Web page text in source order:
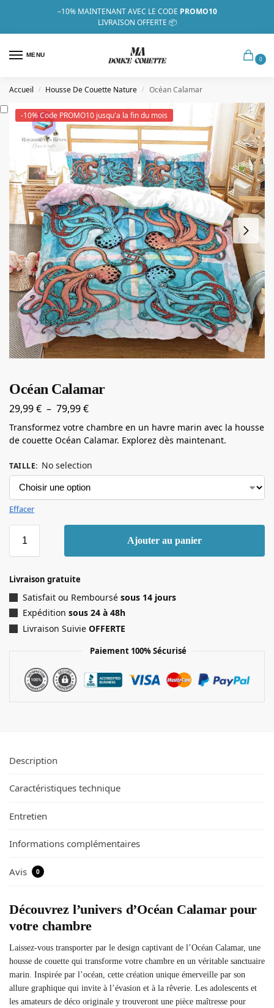
–10% MAINTENANT AVEC LE CODE PROMO10
LIVRAISON OFFERTE 📦
MENU
0
Accueil / Housse De Couette Nature / Océan Calamar
-10% Code PROMO10 jusqu'a la fin du mois
Océan Calamar
29,99€ – 79,99€
Transformez votre chambre en un havre marin avec la housse
de couette Océan Calamar. Explorez dès maintenant.
TAILLE: No selection
Effacer
Ajouter au panier
Livraison gratuite
Satisfait ou Remboursé sous 14 jours
Expédition sous 24 à 48h
Livraison Suivie OFFERTE
Paiement 100% Sécurisé
Description
Caractéristiques technique
Entretien
Informations complémentaires
Avis 0
Découvrez l’univers d’Océan Calamar pour
votre chambre
Laissez-vous transporter par le design captivant de l’Océan Calamar, une
housse de couette qui transforme votre chambre en un véritable sanctuaire
marin. Inspirée par l’océan, cette création unique émerveille par son
allure graphique qui invite à l’évasion et à la rêverie. Les adolescents et
les amateurs de déco originale y trouveront une pièce maîtresse pour